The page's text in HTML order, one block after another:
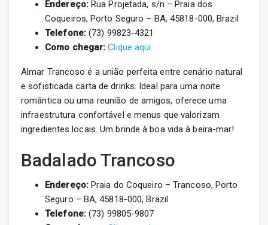
Endereço:Rua Projetada, s/n – Praia dos
Coqueiros, Porto Seguro – BA, 45818-000, Brazil
Telefone:(73) 99823-4321
Como chegar: Clique aqui
Almar Trancoso é a união perfeita entre cenário natural
e sofisticada carta de drinks. Ideal para uma noite
romântica ou uma reunião de amigos, oferece uma
infraestrutura confortável e menus que valorizam
ingredientes locais. Um brinde à boa vida à beira-mar!
Badalado Trancoso
Endereço:Praia do Coqueiro – Trancoso, Porto
Seguro – BA, 45818-000, Brazil
Telefone:(73) 99805-9807